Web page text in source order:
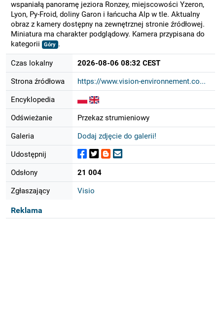
wspaniałą panoramę jeziora Ronzey, miejscowości Yzeron,
Lyon, Py-Froid, doliny Garon i łańcucha Alp w tle. Aktualny
obraz z kamery dostępny na zewnętrznej stronie źródłowej.
Miniatura ma charakter podglądowy. Kamera przypisana do
kategorii
Góry .
Czas lokalny 2026-08-06 08:32 CEST
Strona źródłowa https://www.vision-environnement.co...
Encyklopedia
Odświeżanie Przekaz strumieniowy
Galeria Dodaj zdjęcie do galerii!
Udostępnij
Odsłony 21 004
Zgłaszający Visio
Reklama